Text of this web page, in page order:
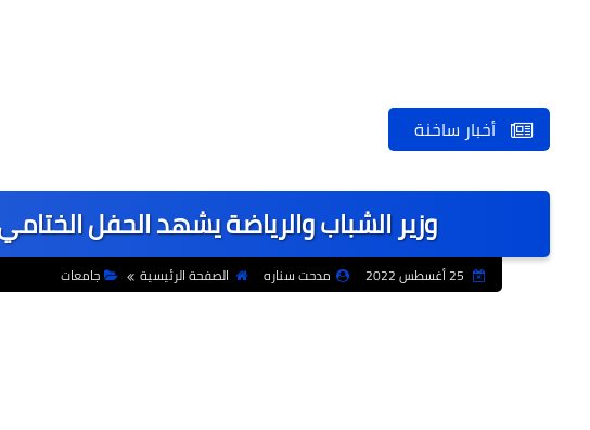
أخبار ساخنة
وزير الشباب والرياضة يشهد الحفل
مدحت سناره الصفحة الرئيسية جامعات